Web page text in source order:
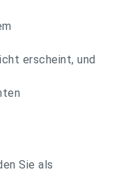
erscheint, und
Sie als